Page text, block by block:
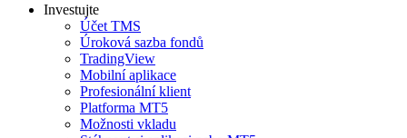
Investujte
Účet TMS
Úroková sazba fondů
TradingView
Mobilní aplikace
Profesionální klient
Platforma MT5
Možnosti vkladu